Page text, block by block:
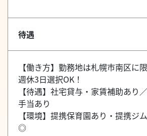
待遇
【働き方】勤務地は札幌市南区に
週休3日選択OK！
【待遇】社宅貸与・家賃補助あり
手当あり
【環境】提携保育園あり・提携ジ
◎